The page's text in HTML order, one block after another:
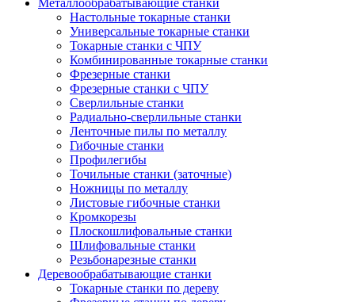
Металлообрабатывающие станки
Настольные токарные станки
Универсальные токарные станки
Токарные станки с ЧПУ
Комбинированные токарные станки
Фрезерные станки
Фрезерные станки с ЧПУ
Сверлильные станки
Радиально-сверлильные станки
Ленточные пилы по металлу
Гибочные станки
Профилегибы
Точильные станки (заточные)
Ножницы по металлу
Листовые гибочные станки
Кромкорезы
Плоскошлифовальные станки
Шлифовальные станки
Резьбонарезные станки
Деревообрабатывающие станки
Токарные станки по дереву